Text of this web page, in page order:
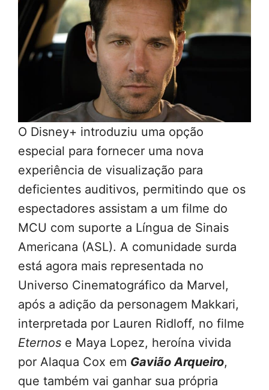
O Disney+ introduziu uma opção
especial para fornecer uma nova
experiência de visualização para
deficientes auditivos, permitindo que os
espectadores assistam a um filme do
MCU com suporte a Língua de Sinais
Americana (ASL). A comunidade surda
está agora mais representada no
Universo Cinematográfico da Marvel,
após a adição da personagem Makkari,
interpretada por Lauren Ridloff, no filme
Eternos e Maya Lopez, heroína vivida
por Alaqua Cox em Gavião Arqueiro,
que também vai ganhar sua própria